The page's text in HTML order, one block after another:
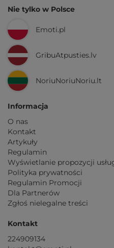
Nie tylko w Polsce
Emoti.pl
GribuAtpusties.lv
NoriuNoriuNoriu.lt
Informacja
O nas
Kontakt
Artykuły
Regulamin
Wyświetlanie propozycji
Polityka prywatności
Regulamin Promocji
Dla Partnerów
Zgłoś nielegalne treści
Kontakt
224909134